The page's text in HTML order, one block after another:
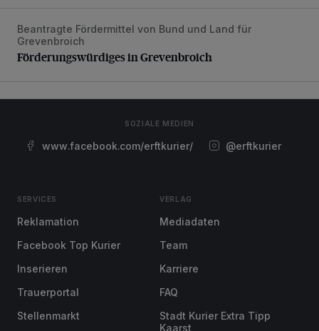
Förderungswürdiges in Grevenbroich
Beantragte Fördermittel von Bund und Land für
Grevenbroich
Förderungswürdiges in Grevenbroich
SOZIALE MEDIEN
www.facebook.com/erftkurier/ @erftkurier
SERVICES
Reklamation
Facebook Top Kurier
Inserieren
Trauerportal
Stellenmarkt
VERLAG
Mediadaten
Team
Karriere
FAQ
Stadt Kurier Extra Tipp
Kaarst